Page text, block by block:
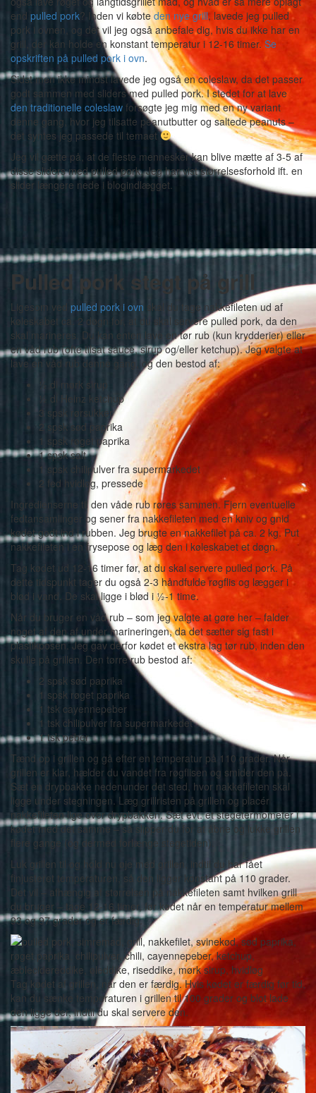
end pulled pork? Inden vi købteden nye grill, lavede jeg pulled
pork i ovnen, og det vil jeg også anbefale dig, hvis du ikke har en
grill, der kan holde en konstant temperatur i 12-16 timer. Se
opskriften på pulled pork i ovn.
Sidst men ikke mindst lavede jeg også en coleslaw, da det passer
godt sammen med sliders med pulled pork. I stedet for at lave
den traditionelle coleslaw forsøgte jeg mig med en ny variant
denne gang, hvor jeg tilsatte peanutbutter og saltede peanuts –
det syntes jeg passede til temaet
Jeg vil gætte på, at de fleste mennesker kan blive mætte af 3-5 af
disse sliders med pulled pork. Jeg har vist størrelsesforhold ift. en
slider længere nede i blogindlægget.
Pulled pork stegt på grill
Ligesom ved pulled pork i ovn skal du tage nakkefileten ud af
køleskabet ca. 2 døgn for, at du skal servere pulled pork, da den
skal marineres. Du kan enten lave en tør rub (kun krydderier) eller
en våd rub (ofte tilsat sauce, sirup og/eller ketchup). Jeg valgte at
lave en våd rub denne gang, og den bestod af:
½ dl mørk sirup
½ dl Heinz ketchup
3 spsk rørsukker
2 spsk sød paprika
1 spsk røget paprika
1 spsk salt
1 spsk chilipulver fra supermarkedet
2 fed hvidløg, pressede
Ingredienserne til den våde rub røres sammen. Fjern eventuelle
fedtansamlinger og sener fra nakkefileten med en kniv og gnid
kødet godt ind i rubben. Jeg brugte en nakkefilet på ca. 2 kg. Put
nakkefileten i en frysepose og læg den i køleskabet et døgn.
Tag kødet ud 12-16 timer før, at du skal servere pulled pork. På
dette tidspunkt tager du også 2-3 håndfulde røgflis og lægger i
blød i vand. De skal ligge i blød i ½-1 time.
Når du bruger en våd rub – som jeg valgte at gøre her – falder
noget af den af under marineringen, da det sætter sig fast i
plastikposen. Jeg gav derfor kødet et ekstra lag tør rub, inden den
skulle på grillen. Den tørre rub bestod af:
2 spsk sød paprika
1 spsk røget paprika
1 tsk cayennepeber
1 tsk chilipulver fra supermarkedet
1 tsk peber
Tænd op i grillen og gå efter en temperatur på 110 grader. Når
grillen er klar, hælder du vandet fra røgflisen og smider den på.
Sæt en drypbakke nedenunder det sted, hvor nakkefileten skal
ligge under stegningen. Læg grillristen på grillen og placér
nakkefileten lige over drypbakken. Sæt evt. et stegetermometer i
kødet med det samme – så slipper du for at åbne og lukke grillen
flere gange (og dermed forlænge stegetiden).
Luk grillen til og hold nu øje med grillen, indtil du har fået
finjusteret temperaturen, så den ligger konstant på 110 grader.
Det vil – afhængig af størrelsen på nakkefileten samt hvilken grill
du bruger – tage 12-16 timer, før kødet når en temperatur mellem
93 og 97 grader og er færdig.
Tag kødet af grillen, når den er færdig. Hvis kødet er færdig før tid,
kan du sænke temperaturen i grillen til 100 grader og blot lade
den ligge der, indtil du skal servere den.